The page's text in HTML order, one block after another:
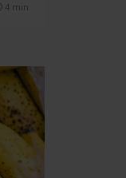
4 min